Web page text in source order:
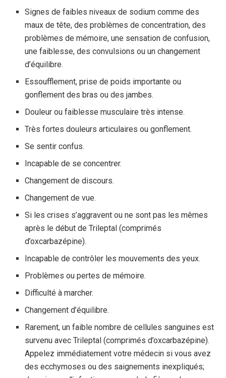
Signes de faibles niveaux de sodium comme des
maux de tête, des problèmes de concentration, des
problèmes de mémoire, une sensation de confusion,
une faiblesse, des convulsions ou un changement
d’équilibre.
Essoufflement, prise de poids importante ou
gonflement des bras ou des jambes.
Douleur ou faiblesse musculaire très intense.
Très fortes douleurs articulaires ou gonflement.
Se sentir confus.
Incapable de se concentrer.
Changement de discours.
Changement de vue.
Si les crises s’aggravent ou ne sont pas les mêmes
après le début de Trileptal (comprimés
d’oxcarbazépine).
Incapable de contrôler les mouvements des yeux.
Problèmes ou pertes de mémoire.
Difficulté à marcher.
Changement d’équilibre.
Rarement, un faible nombre de cellules sanguines est
survenu avec Trileptal (comprimés d’oxcarbazépine).
Appelez immédiatement votre médecin si vous avez
des ecchymoses ou des saignements inexpliqués;